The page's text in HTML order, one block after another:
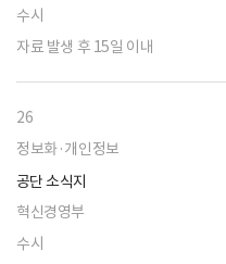
수시
자료 발생 후 15일 이내
26
정보화·개인정보
공단 소식지
혁신경영부
수시